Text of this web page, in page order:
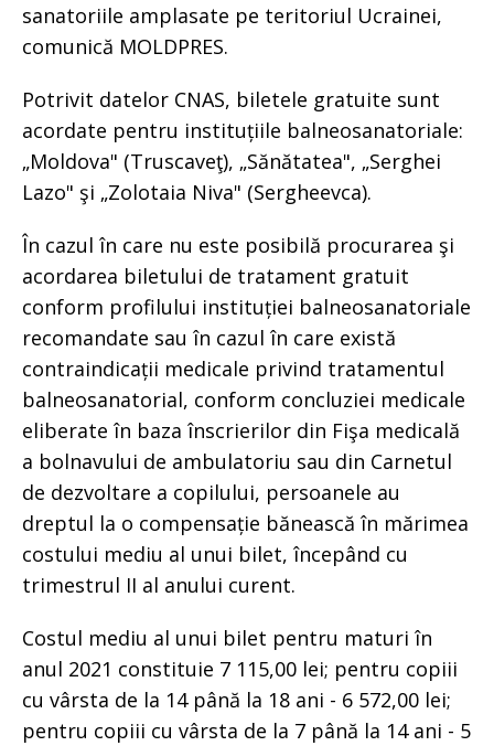
sanatoriile amplasate pe teritoriul Ucrainei,
comunică MOLDPRES.
Potrivit datelor CNAS, biletele gratuite sunt
acordate pentru instituțiile balneosanatoriale:
„Moldova" (Truscaveţ), „Sănătatea", „Serghei
Lazo" şi „Zolotaia Niva" (Sergheevca).
În cazul în care nu este posibilă procurarea şi
acordarea biletului de tratament gratuit
conform profilului instituției balneosanatoriale
recomandate sau în cazul în care există
contraindicații medicale privind tratamentul
balneosanatorial, conform concluziei medicale
eliberate în baza înscrierilor din Fişa medicală
a bolnavului de ambulatoriu sau din Carnetul
de dezvoltare a copilului, persoanele au
dreptul la o compensație bănească în mărimea
costului mediu al unui bilet, începând cu
trimestrul II al anului curent.
Costul mediu al unui bilet pentru maturi în
anul 2021 constituie 7 115,00 lei; pentru copiii
cu vârsta de la 14 până la 18 ani - 6 572,00 lei;
pentru copiii cu vârsta de la 7 până la 14 ani - 5